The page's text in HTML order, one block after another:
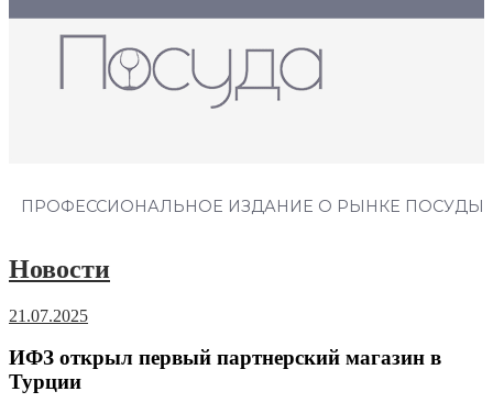
ПРОФЕССИОНАЛЬНОЕ ИЗДАНИЕ О РЫНКЕ ПОСУДЫ
Новости
21.07.2025
ИФЗ открыл первый партнерский магазин в
Турции